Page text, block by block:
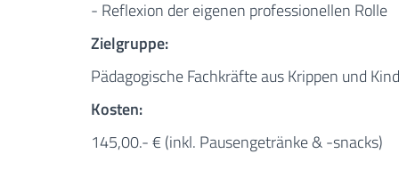
- Reflexion der eigenen professionellen Rolle
Zielgruppe:
Pädagogische Fachkräfte aus Krippen und
Kosten:
145,00.- € (inkl. Pausengetränke & -snacks)